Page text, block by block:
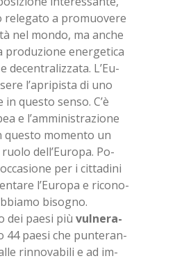
a pro­muo­ve­re
nel mon­do, ma an­che
pro­du­zio­ne ener­ge­ti­ca
de­cen­tra­liz­za­ta. L’Eu­
l’a­pri­pi­sta di uno
que­sto sen­so. C’è
e l’am­mi­ni­stra­zio­ne
mo­men­to un
del­l’Eu­ro­pa. Po­
per i cit­ta­di­ni
l’Eu­ro­pa e ri­co­no­
bi­so­gno.
dei pae­si più vul­ne­ra­
44 pae­si che pun­te­ran­
rin­no­va­bi­li e ad im­